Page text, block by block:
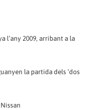
l’any 2009, arribant a la
la partida dels ‘dos